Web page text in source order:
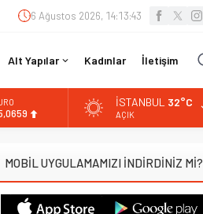
6 Ağustos 2026, 14:13:44
Alt Yapılar Kadınlar İletişim
İSTANBUL 32°C
AÇIK
MOBİL UYGULAMAMIZI İNDİRDİNİZ Mİ?